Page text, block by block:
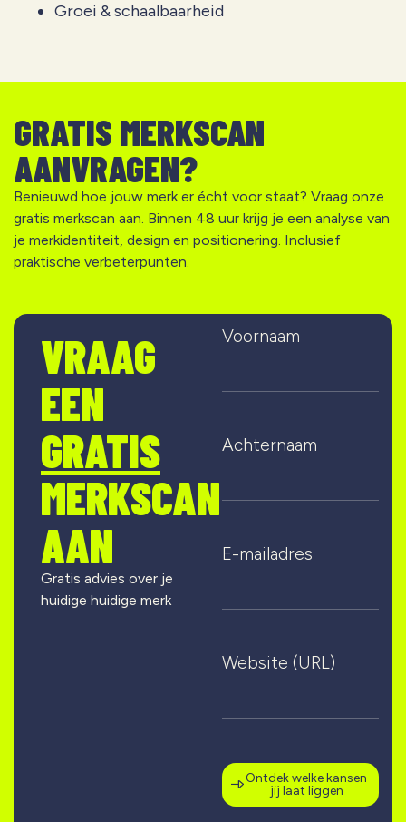
Groei & schaalbaarheid
GRATIS MERKSCAN
AANVRAGEN?
Benieuwd hoe jouw merk er écht voor staat? Vraag onze
gratis merkscan aan. Binnen 48 uur krijg je een analyse van
je merkidentiteit, design en positionering. Inclusief
praktische verbeterpunten.
VRAAG
EEN
GRATIS
MERKSCAN
AAN
Gratis advies over je
huidige huidige merk
Voornaam
Achternaam
E-mailadres
Website (URL)
Ontdek welke kansen
jij laat liggen